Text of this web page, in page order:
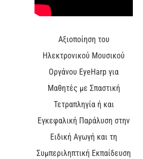
Αξιοποίηση του
Ηλεκτρονικού Μουσικού
Οργάνου EyeHarp για
Μαθητές με Σπαστική
Τετραπληγία ή και
Εγκεφαλική Παράλυση στην
Ειδική Αγωγή και τη
Συμπεριληπτική Εκπαίδευση